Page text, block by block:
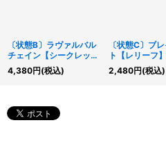
〔状態B〕ラヴァルバル
チェイン【シークレッ
ト】{DT13-JP035}《エ
クシーズ》
4,380円(税込)
〔状態C〕ブ
ト【レリーフ
136}《モンス
2,480円(税込)